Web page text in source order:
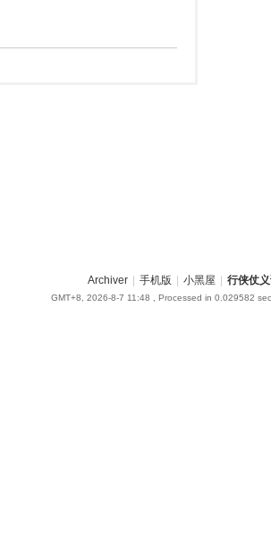
Archiver 手机版 小黑屋 行侠仗
GMT+8, 2026-8-7 11:48 , Processed in 0.029582